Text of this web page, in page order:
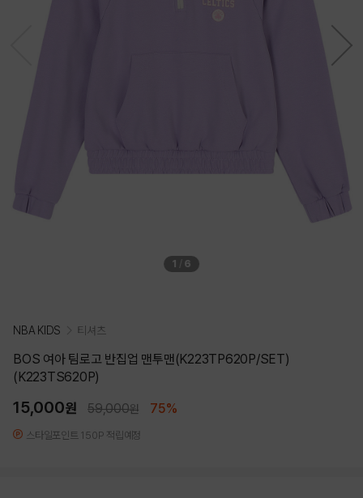
1 / 6
NBA KIDS 티셔츠
BOS 여아 팀로고 반집업 맨투맨(K223TP620P/SET)
(K223TS620P)
15,000원 59,000원 75%
스타일포인트 150P 적립예정